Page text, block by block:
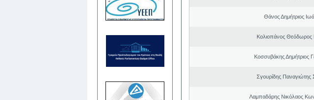
Θάνος Δημήτριος
Κολιοπάνος Θεόδωρος
Κοσσυβάκης Δημήτριος
Σγουρίδης Παναγιώτης
Λαμπαδάρης Νικόλαος